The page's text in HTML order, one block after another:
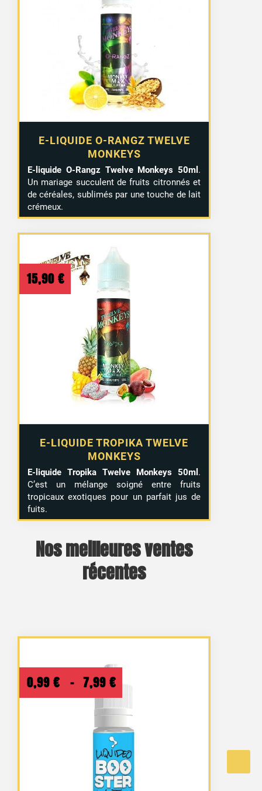
E-LIQUIDE O-RANGZ TWELVE
MONKEYS
E-liquide O-Rangz Twelve Monkeys 50ml .
Un mariage succulent de fruits citronnés et
de céréales, sublimés par une touche de lait
crémeux.
E-LIQUIDE TROPIKA TWELVE
MONKEYS
15,90 €
E-liquide Tropika Twelve Monkeys 50ml .
C’est un mélange soigné entre fruits
tropicaux exotiques pour un parfait jus de
fuits.
Nos meilleures ventes
récentes
0,99 € – 7,99 € Plage
de
prix :
0,99 €
à